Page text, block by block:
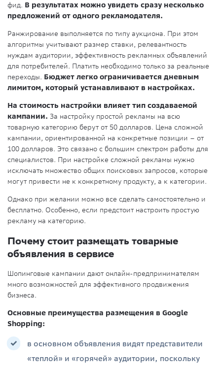
фид. В результатах можно увидеть сразу несколько
предложений от одного рекламодателя.
Ранжирование выполняется по типу аукциона. При этом
алгоритмы учитывают размер ставки, релевантность
нуждам аудитории, эффективность рекламных объявлений
для потребителей. Платить необходимо только за реальные
переходы. Бюджет легко ограничивается дневным
лимитом, который устанавливают в настройках.
На стоимость настройки влияет тип создаваемой
кампании. За настройку простой рекламы на всю
товарную категорию берут от 50 долларов. Цена сложной
кампании, ориентированной на конкретные позиции – от
100 долларов. Это связано с большим спектром работы для
специалистов. При настройке сложной рекламы нужно
исключать множество общих поисковых запросов, которые
могут привести не к конкретному продукту, а к категории.
Однако при желании можно все сделать самостоятельно и
бесплатно. Особенно, если предстоит настроить простую
рекламу на категорию.
Почему стоит размещать товарные
объявления в сервисе
Шопинговые кампании дают онлайн-предпринимателям
много возможностей для эффективного продвижения
бизнеса.
Основные преимущества размещения в Google
Shopping:
в основном объявления видят представители
«теплой» и «горячей» аудитории, поскольку